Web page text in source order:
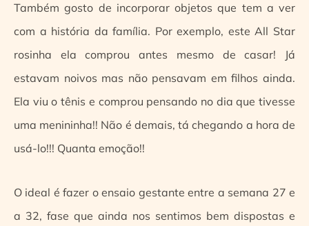
Também gosto de incorporar objetos que tem a ver
com a história da família. Por exemplo, este All Star
rosinha ela comprou antes mesmo de casar! Já
estavam noivos mas não pensavam em filhos ainda.
Ela viu o tênis e comprou pensando no dia que tivesse
uma menininha!! Não é demais, tá chegando a hora de
usá-lo!!! Quanta emoção!!
O ideal é fazer o ensaio gestante entre a semana 27 e
a 32, fase que ainda nos sentimos bem dispostas e